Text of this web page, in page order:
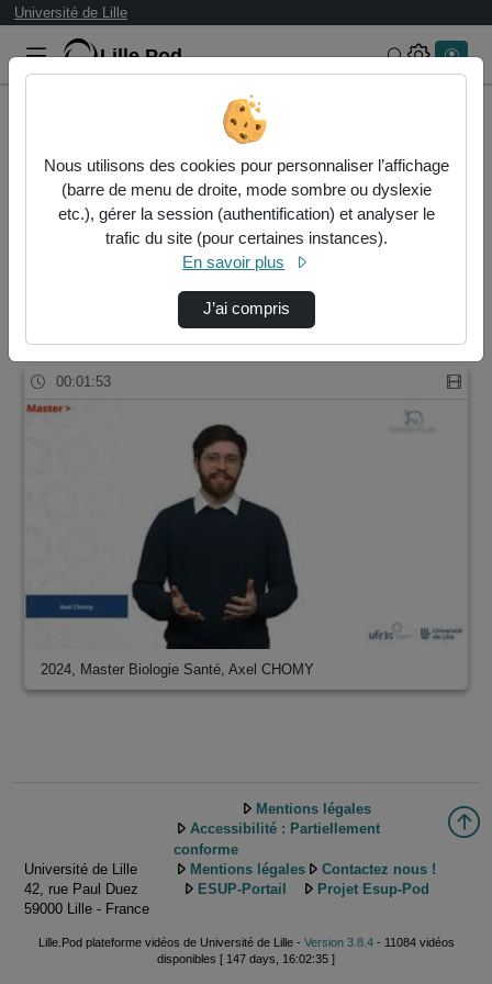
Université de Lille
Lille.Pod Rechercher
Résultats de la recherche
Filtres actifs (cliquer pour en retirer) :
medecine
master-biologie-sante
00:01:53
2024, Master Biologie Santé, Axel CHOMY
Université de Lille
42, rue Paul Duez
59000 Lille - France
Mentions légales
Accessibilité : Partiellement
conforme
Mentions légales
Contactez nous !
ESUP-Portail
Projet Esup-Pod
Lille.Pod plateforme vidéos de Université de Lille - Version 3.8.4- 11084 vidéos
disponibles [ 147 days, 16:02:35 ]
Nous utilisons des cookies pour personnaliser l’affichage
(barre de menu de droite, mode sombre ou dyslexie
etc.), gérer la session (authentification) et analyser le
trafic du site (pour certaines instances).
En savoir plus
J’ai compris